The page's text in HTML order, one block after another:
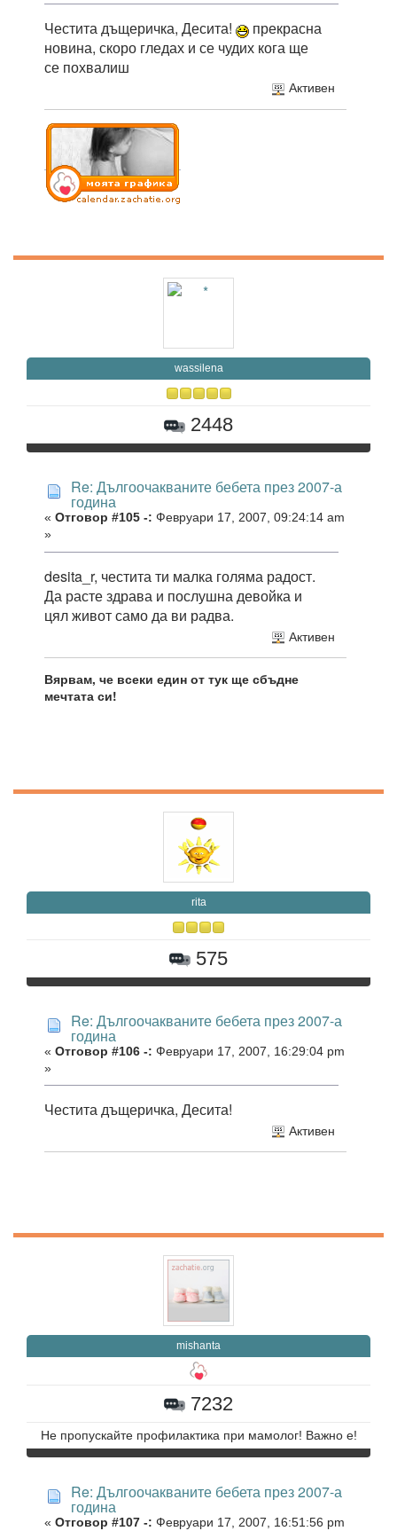
Честита дъщеричка, Десита!
прекрасна
новина, скоро гледах и се чудих кога ще
се похвалиш
Активен
wassilena
2448
Re: Дългоочакваните бебета през 2007-а
година
« Отговор #105 -: Февруари 17, 2007, 09:24:14 am
»
desita_r, честита ти малка голяма радост.
Да расте здрава и послушна девойка и
цял живот само да ви радва.
Активен
Вярвам, че всеки един от тук ще сбъдне
мечтата си!
rita
575
Re: Дългоочакваните бебета през 2007-а
година
« Отговор #106 -: Февруари 17, 2007, 16:29:04 pm
»
Честита дъщеричка, Десита!
Активен
mishanta
7232
Не пропускайте профилактика при мамолог! Важно е!
Re: Дългоочакваните бебета през 2007-а
година
« Отговор #107 -: Февруари 17, 2007, 16:51:56 pm